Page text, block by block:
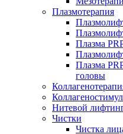
Плазмотерапия
Плазма
Плазма
головы
Нитевой
Чистки
Чистка